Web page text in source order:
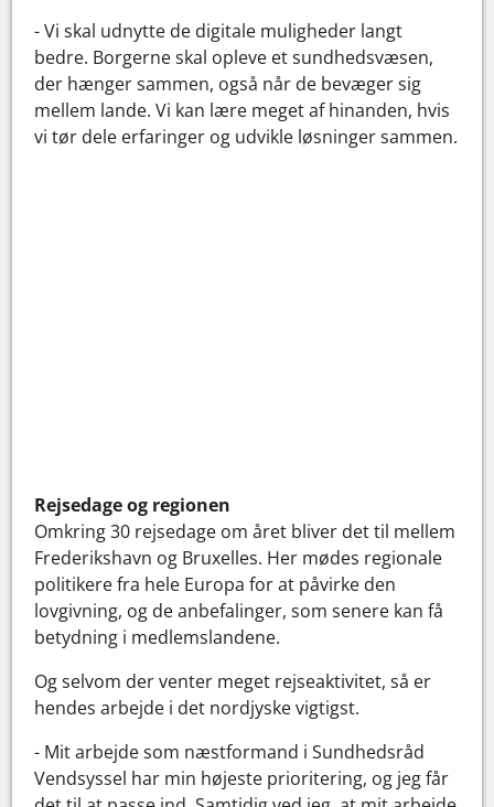
- Vi skal udnytte de digitale muligheder langt
bedre. Borgerne skal opleve et sundhedsvæsen,
der hænger sammen, også når de bevæger sig
mellem lande. Vi kan lære meget af hinanden, hvis
vi tør dele erfaringer og udvikle løsninger sammen.
Rejsedage og regionen
Omkring 30 rejsedage om året bliver det til mellem
Frederikshavn og Bruxelles. Her mødes regionale
politikere fra hele Europa for at påvirke den
lovgivning, og de anbefalinger, som senere kan få
betydning i medlemslandene.
Og selvom der venter meget rejseaktivitet, så er
hendes arbejde i det nordjyske vigtigst.
- Mit arbejde som næstformand i Sundhedsråd
Vendsyssel har min højeste prioritering, og jeg får